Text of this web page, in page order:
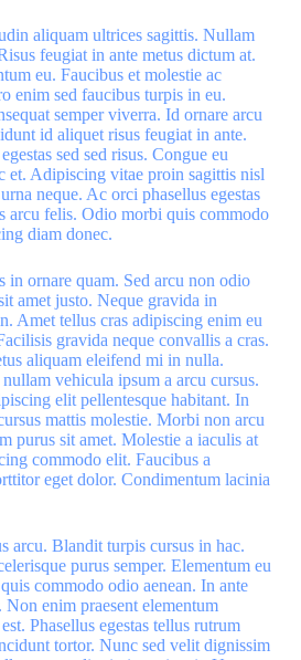
aliquam ultrices sagittis. Nullam
feugiat in ante metus dictum at.
eu. Faucibus et molestie ac
enim sed faucibus turpis in eu.
semper viverra. Id ornare arcu
id aliquet risus feugiat in ante.
sed sed risus. Congue eu
et. Adipiscing vitae proin sagittis nisl
neque. Ac orci phasellus egestas
arcu felis. Odio morbi quis commodo
diam donec.
in ornare quam. Sed arcu non odio
amet justo. Neque gravida in
Amet tellus cras adipiscing enim eu
gravida neque convallis a cras.
aliquam eleifend mi in nulla.
vehicula ipsum a arcu cursus.
elit pellentesque habitant. In
mattis molestie. Morbi non arcu
purus sit amet. Molestie a iaculis at
commodo elit. Faucibus a
eget dolor. Condimentum lacinia
arcu. Blandit turpis cursus in hac.
purus semper. Elementum eu
commodo odio aenean. In ante
enim praesent elementum
Phasellus egestas tellus rutrum
tortor. Nunc sed velit dignissim